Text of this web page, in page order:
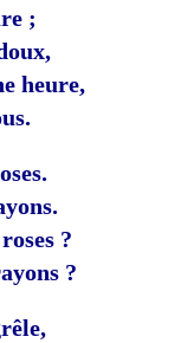
;
heure,
?
?